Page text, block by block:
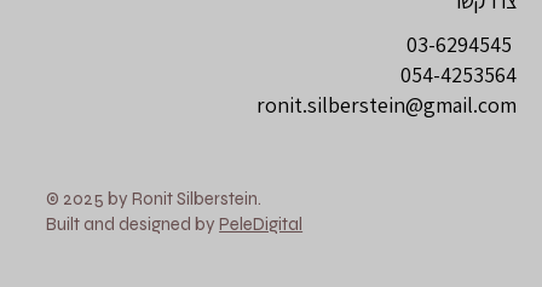
054-4253564
ronit.silberstein@gmail.com
© 2025 by Ronit Silberstein.
Built and designed by PeleDigital